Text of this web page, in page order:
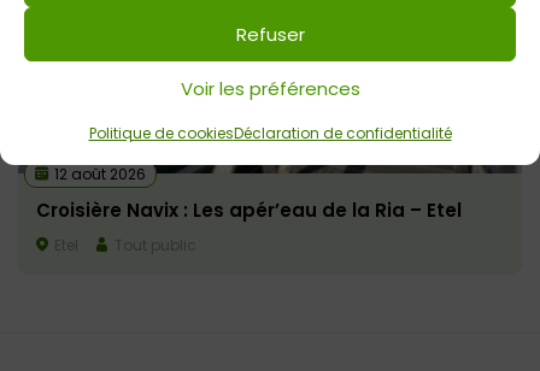
Refuser
Voir les préférences
Politique de cookiesDéclaration de confidentialité
12 août 2026
Croisière Navix : Les apér’eau de la Ria – Etel
Etel Tout public